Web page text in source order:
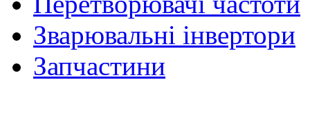
Зварювальні інвертори
Запчастини